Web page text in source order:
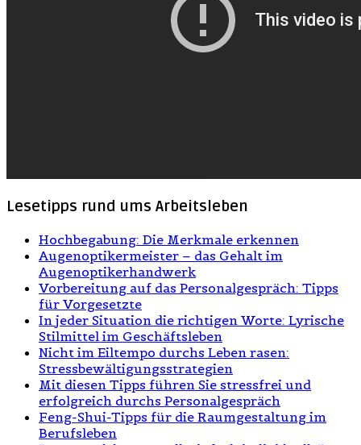
Lesetipps rund ums Arbeitsleben
Hochbegabung: Die Merkmale erkennen
Augenoptikermeister – das Gehalt im
Augenoptikerhandwerk
Vorbereitung auf das Personalgespräch: Tipps
für Vorgesetzte
In jeder Situation die richtigen Worte: Lyrische
Stilmittel im Geschäftsleben
Nicht im Eiltempo durchs Leben rasen:
Stressbewältigungsstrategien
Mit diesen Tipps führen Sie stressfrei und
erfolgreich durchs Personalgespräch
Feng-Shui-Tipps für die Raumgestaltung im
Berufsleben